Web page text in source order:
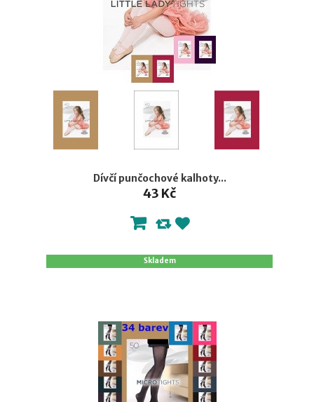
Dívčí punčochové kalhoty...
43 Kč
Skladem